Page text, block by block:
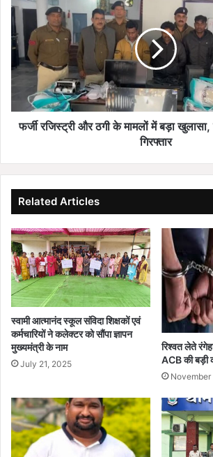
रजिस्ट्री
और
ठगी
के
मामलों
में
खुलासा,
पटवारी
फर्जी रजिस्ट्री और ठगी के मामलों में बड़ा खुलासा,
गिरफ्तार
Related Articles
स्वामी आत्मानंद स्कूल संविदा शिक्षकों एवं
कर्मचारियों ने कलेक्टर को सौंपा ज्ञापन
मुख्यमंत्री के नाम
July 21, 2025
रिश्वत लेते
ACB की बड़ी
November